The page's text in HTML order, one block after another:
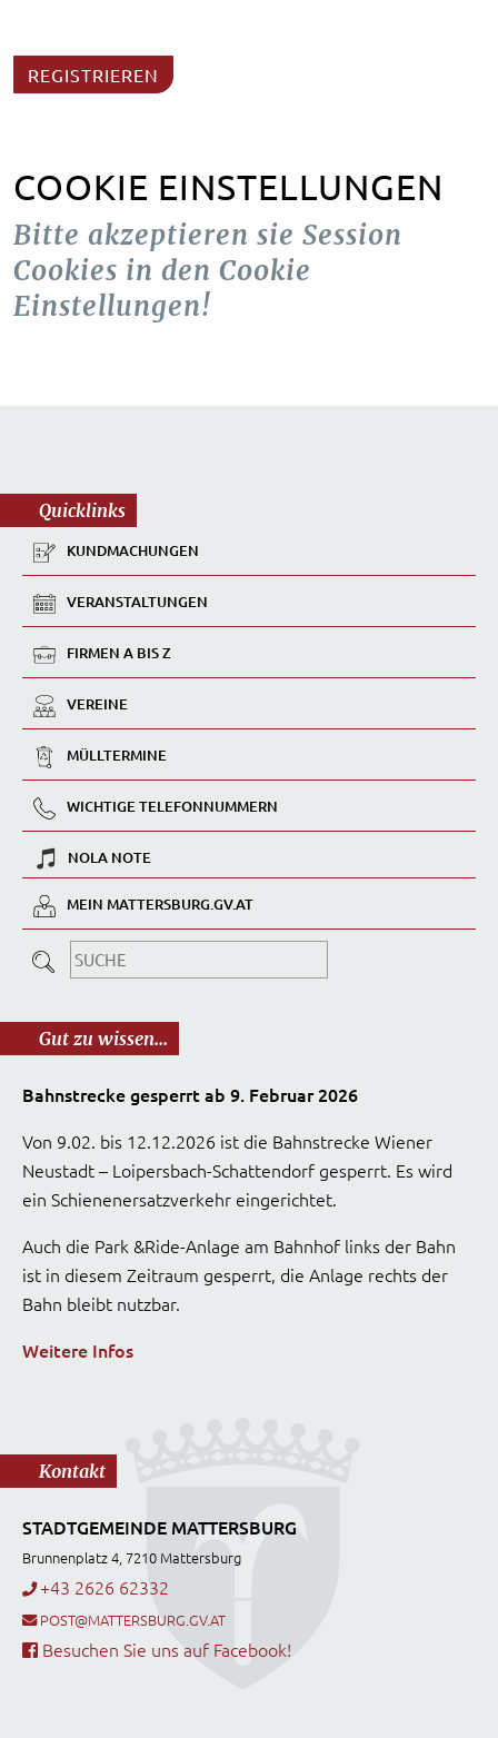
REGISTRIEREN
COOKIE EINSTELLUNGEN
Bitte akzeptieren sie Session
Cookies in den Cookie
Einstellungen!
Quicklinks
KUNDMACHUNGEN
VERANSTALTUNGEN
FIRMEN A BIS Z
VEREINE
MÜLLTERMINE
WICHTIGE TELEFONNUMMERN
NOLA NOTE
MEIN MATTERSBURG.GV.AT
Gut zu wissen...
Bahnstrecke gesperrt ab 9. Februar 2026
Von 9.02. bis 12.12.2026 ist die Bahnstrecke Wiener
Neustadt – Loipersbach-Schattendorf gesperrt. Es wird
ein Schienenersatzverkehr eingerichtet.
Auch die Park &Ride-Anlage am Bahnhof links der Bahn
ist in diesem Zeitraum gesperrt, die Anlage rechts der
Bahn bleibt nutzbar.
Weitere Infos
Kontakt
STADTGEMEINDE MATTERSBURG
Brunnenplatz 4, 7210 Mattersburg
+43 2626 62332
POST@MATTERSBURG.GV.AT
Besuchen Sie uns auf Facebook!